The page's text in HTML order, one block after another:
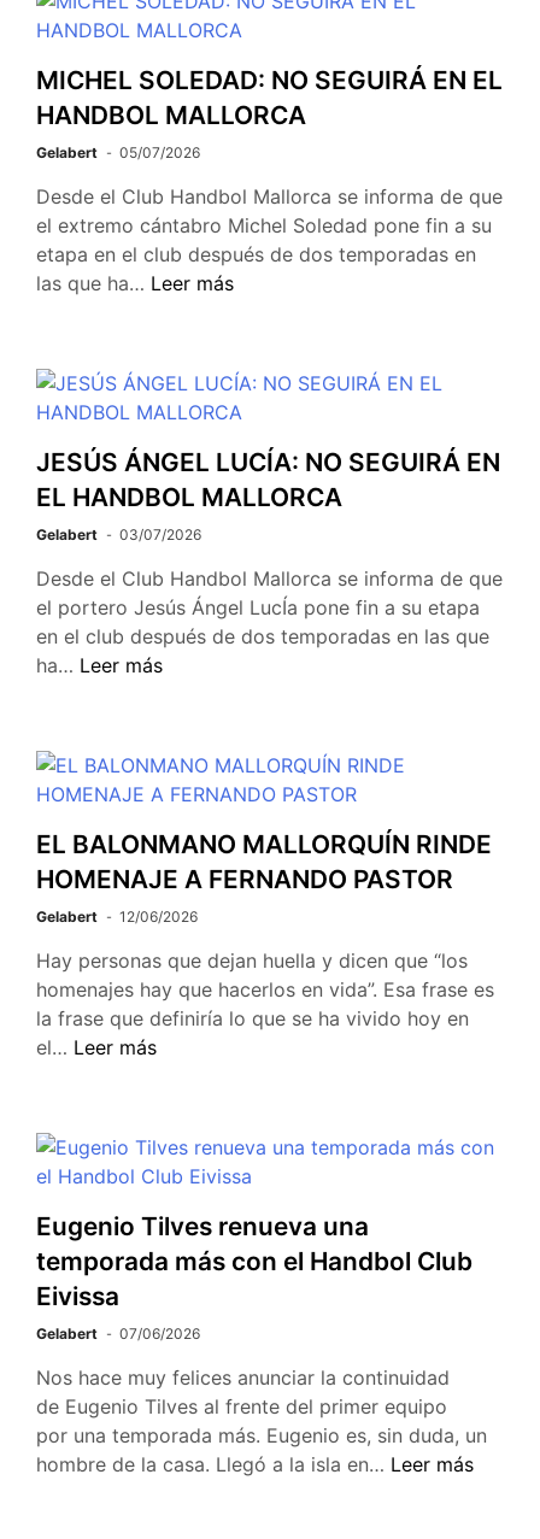
MICHEL SOLEDAD: NO SEGUIRÁ EN EL
HANDBOL MALLORCA
Gelabert 05/07/2026
Desde el Club Handbol Mallorca se informa de que
el extremo cántabro Michel Soledad pone fin a su
etapa en el club después de dos temporadas en
las que ha… Leer más
JESÚS ÁNGEL LUCÍA: NO SEGUIRÁ EN
EL HANDBOL MALLORCA
Gelabert 03/07/2026
Desde el Club Handbol Mallorca se informa de que
el portero Jesús Ángel LucÍa pone fin a su etapa
en el club después de dos temporadas en las que
ha… Leer más
EL BALONMANO MALLORQUÍN RINDE
HOMENAJE A FERNANDO PASTOR
Gelabert 12/06/2026
Hay personas que dejan huella y dicen que “los
homenajes hay que hacerlos en vida”. Esa frase es
la frase que definiría lo que se ha vivido hoy en
el… Leer más
Eugenio Tilves renueva una
temporada más con el Handbol Club
Eivissa
Gelabert 07/06/2026
Nos hace muy felices anunciar la continuidad
de Eugenio Tilves al frente del primer equipo
por una temporada más. Eugenio es, sin duda, un
hombre de la casa. Llegó a la isla en… Leer más